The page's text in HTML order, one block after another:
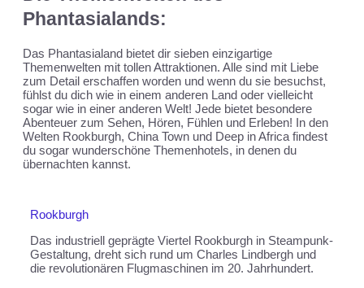
Phantasialands:
Das Phantasialand bietet dir sieben einzigartige
Themenwelten mit tollen Attraktionen. Alle sind mit Liebe
zum Detail erschaffen worden und wenn du sie besuchst,
fühlst du dich wie in einem anderen Land oder vielleicht
sogar wie in einer anderen Welt! Jede bietet besondere
Abenteuer zum Sehen, Hören, Fühlen und Erleben! In den
Welten Rookburgh, China Town und Deep in Africa findest
du sogar wunderschöne Themenhotels, in denen du
übernachten kannst.
Rookburgh
Das industriell geprägte Viertel Rookburgh in Steampunk-
Gestaltung, dreht sich rund um Charles Lindbergh und
die revolutionären Flugmaschinen im 20. Jahrhundert.